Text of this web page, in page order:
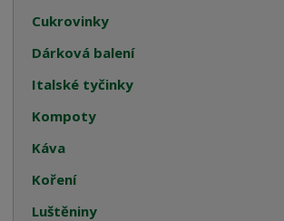
Cukrovinky
Dárková balení
Italské tyčinky
Kompoty
Káva
Koření
Luštěniny